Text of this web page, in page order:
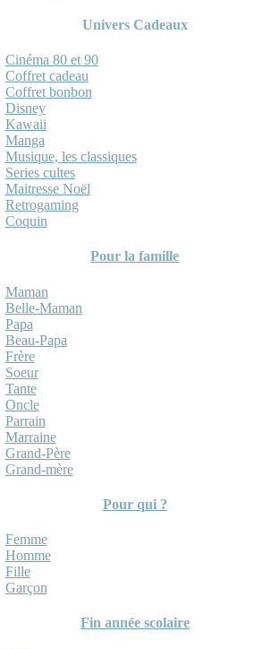
Univers Cadeaux
Cinéma 80 et 90
Coffret cadeau
Coffret bonbon
Disney
Kawaii
Manga
Musique, les classiques
Series cultes
Maitresse Noël
Retrogaming
Coquin
Pour la famille
Maman
Belle-Maman
Papa
Beau-Papa
Frère
Soeur
Tante
Oncle
Parrain
Marraine
Grand-Père
Grand-mère
Pour qui ?
Femme
Homme
Fille
Garçon
Fin année scolaire